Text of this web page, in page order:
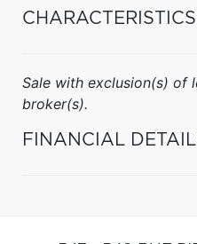
CHARACTERISTICS
Sale with exclusion(s) of
broker(s).
FINANCIAL